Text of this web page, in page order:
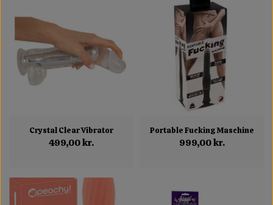
Crystal Clear Vibrator
499,00 kr.
Portable Fucking Maschine
999,00 kr.